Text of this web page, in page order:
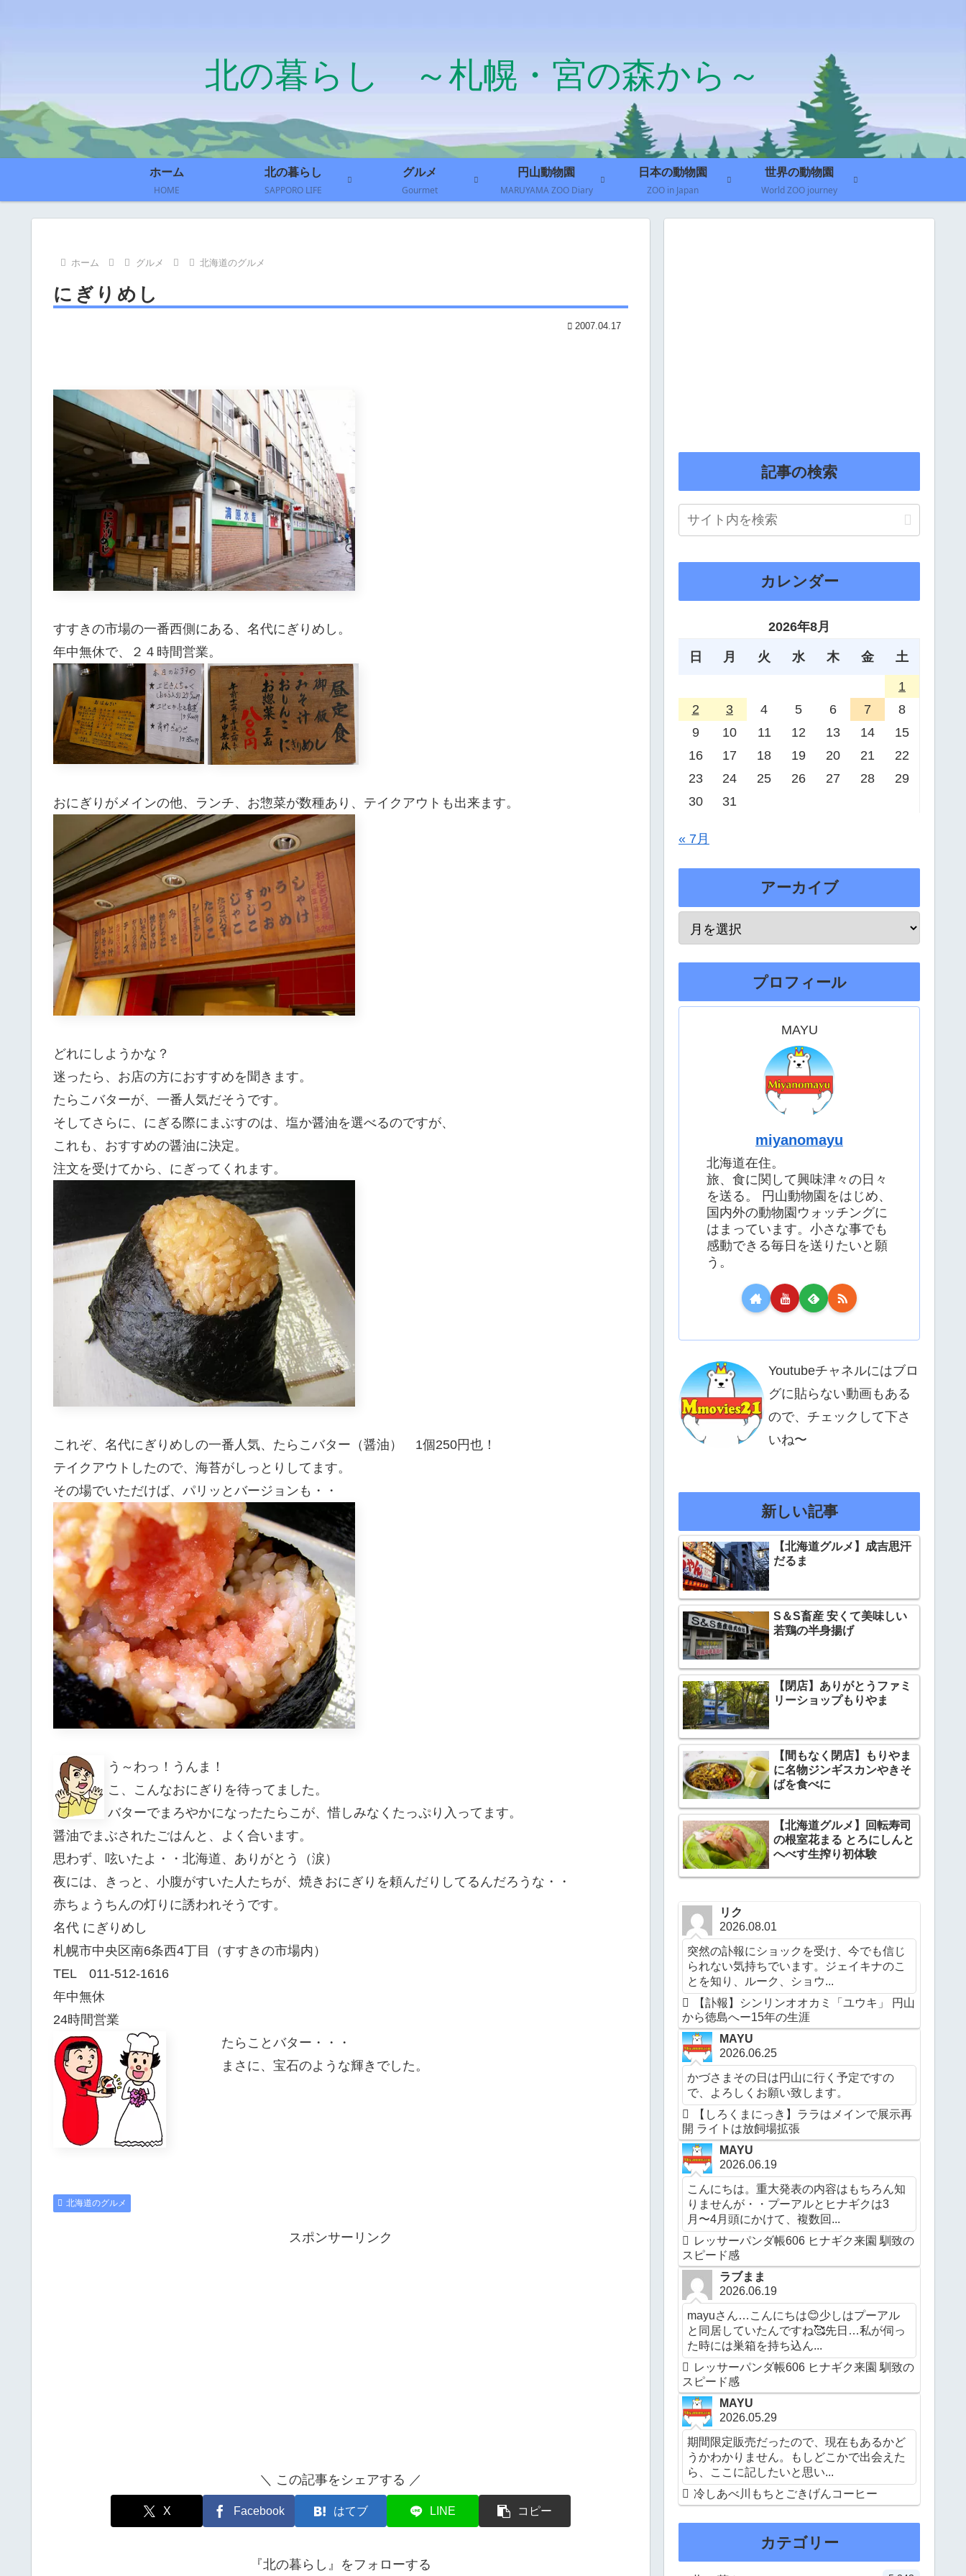
北の暮らし ～札幌・宮の森から～
ホーム
HOME
北の暮らし
SAPPORO LIFE
グルメ
Gourmet
円山動物園
MARUYAMA ZOO Diary
日本の動物園
ZOO in Japan
世界の動物園
World ZOO journey
ホーム グルメ 北海道のグルメ
にぎりめし
2007.04.17
すすきの市場の一番西側にある、名代にぎりめし。
年中無休で、２４時間営業。
おにぎりがメインの他、ランチ、お惣菜が数種あり、テイクアウトも出来ます。
どれにしようかな？
迷ったら、お店の方におすすめを聞きます。
たらこバターが、一番人気だそうです。
そしてさらに、にぎる際にまぶすのは、塩か醤油を選べるのですが、
これも、おすすめの醤油に決定。
注文を受けてから、にぎってくれます。
これぞ、名代にぎりめしの一番人気、たらこバター（醤油） 1個250円也！
テイクアウトしたので、海苔がしっとりしてます。
その場でいただけば、パリッとバージョンも・・
う～わっ！うんま！
こ、こんなおにぎりを待ってました。
バターでまろやかになったたらこが、惜しみなくたっぷり入ってます。
醤油でまぶされたごはんと、よく合います。
思わず、呟いたよ・・北海道、ありがとう（涙）
夜には、きっと、小腹がすいた人たちが、焼きおにぎりを頼んだりしてるんだろうな・・
赤ちょうちんの灯りに誘われそうです。
名代 にぎりめし
札幌市中央区南6条西4丁目（すすきの市場内）
TEL 011-512-1616
年中無休
24時間営業
たらことバター・・・
まさに、宝石のような輝きでした。
北海道のグルメ
スポンサーリンク
＼ この記事をシェアする ／
X Facebook はてブ LINE コピー
『北の暮らし』をフォローする
記事の検索
カレンダー
2026年8月
日 月 火 水 木 金 土
1
2
3 4 5 6 7
8
9
10 11 12 13 14
15
16
17 18 19 20 21
22
23
24 25 26 27 28
29
30
31
« 7月
アーカイブ
プロフィール
MAYU
miyanomayu
北海道在住。
旅、食に関して興味津々の日々
を送る。 円山動物園をはじめ、
国内外の動物園ウォッチングに
はまっています。小さな事でも
感動できる毎日を送りたいと願
う。
Youtubeチャネルにはブロ
グに貼らない動画もある
ので、チェックして下さ
いね〜
新しい記事
【北海道グルメ】成吉思汗
だるま
S＆S畜産 安くて美味しい
若鶏の半身揚げ
【閉店】ありがとうファミ
リーショップもりやま
【間もなく閉店】もりやま
に名物ジンギスカンやきそ
ばを食べに
【北海道グルメ】回転寿司
の根室花まる とろにしんと
へべす生搾り初体験
リク
2026.08.01
突然の訃報にショックを受け、今でも信じ
られない気持ちでいます。ジェイキナのこ
とを知り、ルーク、ショウ...
【訃報】シンリンオオカミ「ユウキ」 円山
から徳島へー15年の生涯
MAYU
2026.06.25
かづさまその日は円山に行く予定ですの
で、よろしくお願い致します。
【しろくまにっき】ララはメインで展示再
開 ライトは放飼場拡張
MAYU
2026.06.19
こんにちは。重大発表の内容はもちろん知
りませんが・・プーアルとヒナギクは3
月〜4月頭にかけて、複数回...
レッサーパンダ帳606 ヒナギク来園 馴致の
スピード感
ラブまま
2026.06.19
mayuさん…こんにちは😊少しはプーアル
と同居していたんですね🥰先日…私が伺っ
た時には巣箱を持ち込ん...
レッサーパンダ帳606 ヒナギク来園 馴致の
スピード感
MAYU
2026.05.29
期間限定販売だったので、現在もあるかど
うかわかりません。もしどこかで出会えた
ら、ここに記したいと思い...
冷しあべ川もちとごきげんコーヒー
カテゴリー